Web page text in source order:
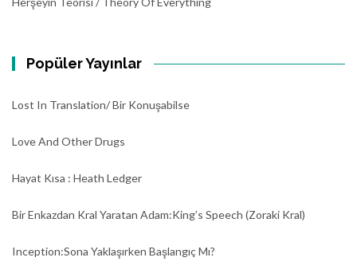
Popüler Yayınlar
Lost In Translation/ Bir Konuşabilse
Love And Other Drugs
Hayat Kısa : Heath Ledger
Bir Enkazdan Kral Yaratan Adam:King’s Speech (Zoraki Kral)
Inception:Sona Yaklaşırken Başlangıç Mı?